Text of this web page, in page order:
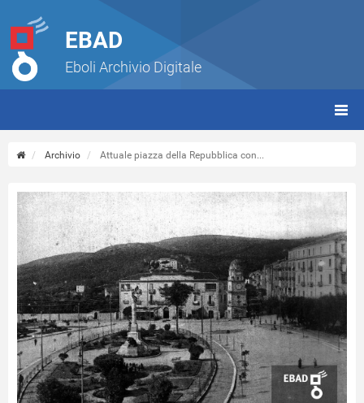
EBAD
Eboli Archivio Digitale
Archivio Attuale piazza della Repubblica con...